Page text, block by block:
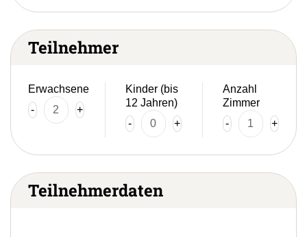
Teilnehmer
Erwachsene
-
+
Kinder (bis
12 Jahren)
-
+
Anzahl
Zimmer
-
+
Teilnehmerdaten